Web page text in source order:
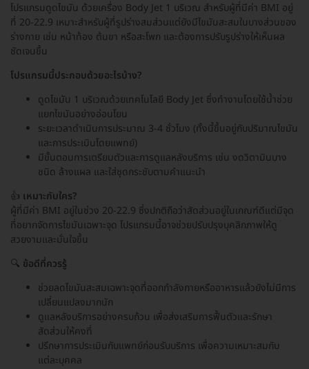
โปรแกรมดูดไขมัน ด้วยเครื่อง Body Jet 1 บริเวณ สำหรับผู้ที่มีค่า BMI อยู่
ที่ 20-22.9 เหมาะสำหรับผู้ที่รูปร่างสมส่วนแต่ยังมีไขมันสะสมในบางส่วนของ
ร่างกาย เช่น หน้าท้อง ต้นขา หรือสะโพก และต้องการปรับรูปร่างให้เห็นผล
ชัดเจนขึ้น
โปรแกรมนี้ประกอบด้วยอะไรบ้าง?
ดูดไขมัน 1 บริเวณด้วยเทคโนโลยี Body Jet ซึ่งทำงานโดยใช้น้ำช่วย
แยกไขมันอย่างอ่อนโยน
ระยะเวลาดำเนินการประมาณ 3-4 ชั่วโมง (ทั้งนี้ขึ้นอยู่กับปริมาณไขมัน
และการประเมินโดยแพทย์)
มีขั้นตอนการเตรียมตัวและการดูแลหลังบริการ เช่น งดวิตามินบาง
ชนิด ล้างแผล และใส่ชุดกระชับตามคำแนะนำ
👍 เหมาะกับใคร?
ผู้ที่มีค่า BMI อยู่ในช่วง 20-22.9 ซึ่งปกติถือว่าสัดส่วนอยู่ในเกณฑ์ดีแต่มีจุด
ที่อยากจัดการไขมันเฉพาะจุด โปรแกรมนี้อาจช่วยปรับปรุงบุคลิกภาพให้ดู
สวยงามและมั่นใจขึ้น
🔍 ข้อดีที่ควรรู้
ช่วยลดไขมันสะสมเฉพาะจุดที่ออกกำลังกายหรืออาหารแล้วยังไม่มีการ
เปลี่ยนแปลงมากนัก
ดูแลหลังบริการอย่างครบถ้วน เพื่อส่งเสริมการฟื้นตัวและรักษา
สัดส่วนให้คงที่
ปรึกษาการประเมินกับแพทย์ก่อนรับบริการ เพื่อความเหมาะสมกับ
แต่ละบุคคล